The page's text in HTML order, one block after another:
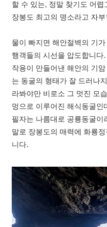
할 수 있는, 정말 찾기도 어렵
장봉도 최고의 명소라고 자
물이 빠지면 해안절벽의 기
행객들의 시선을 압도합니다
작용이 만들어낸 해안의 기
는 동굴의 형태가 잘 드러나
라봐야만 비로소 그 멋진 모
멍으로 이루어진 해식동굴인
필자는 나름대로 공룡동굴
말로 장봉도의 매력에 화룡
니다.